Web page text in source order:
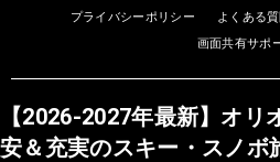
プライバシーポリシー
よくある
画面共有サポ
【2026-2027年最新】オ
安＆充実のスキー・スノボ